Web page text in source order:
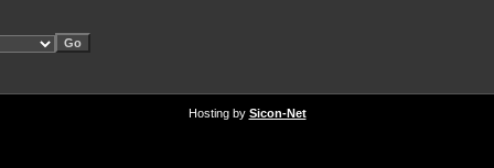
Hosting by Sicon-Net